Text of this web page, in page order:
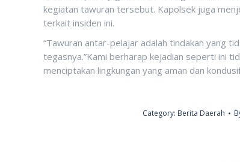
kegiatan tawuran tersebut. Kapolsek juga
terkait insiden ini.
“Tawuran antar-pelajar adalah tindakan yang
tegasnya.”Kami berharap kejadian seperti ini
menciptakan lingkungan yang aman dan
Category: Berita Daerah